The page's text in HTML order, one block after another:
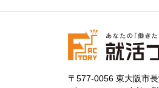
〒577-0056 東大阪市